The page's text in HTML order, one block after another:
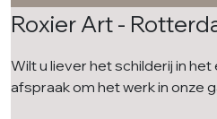
Roxier Art -
Wilt u liever het schilderij in het
afspraak om het werk in onze